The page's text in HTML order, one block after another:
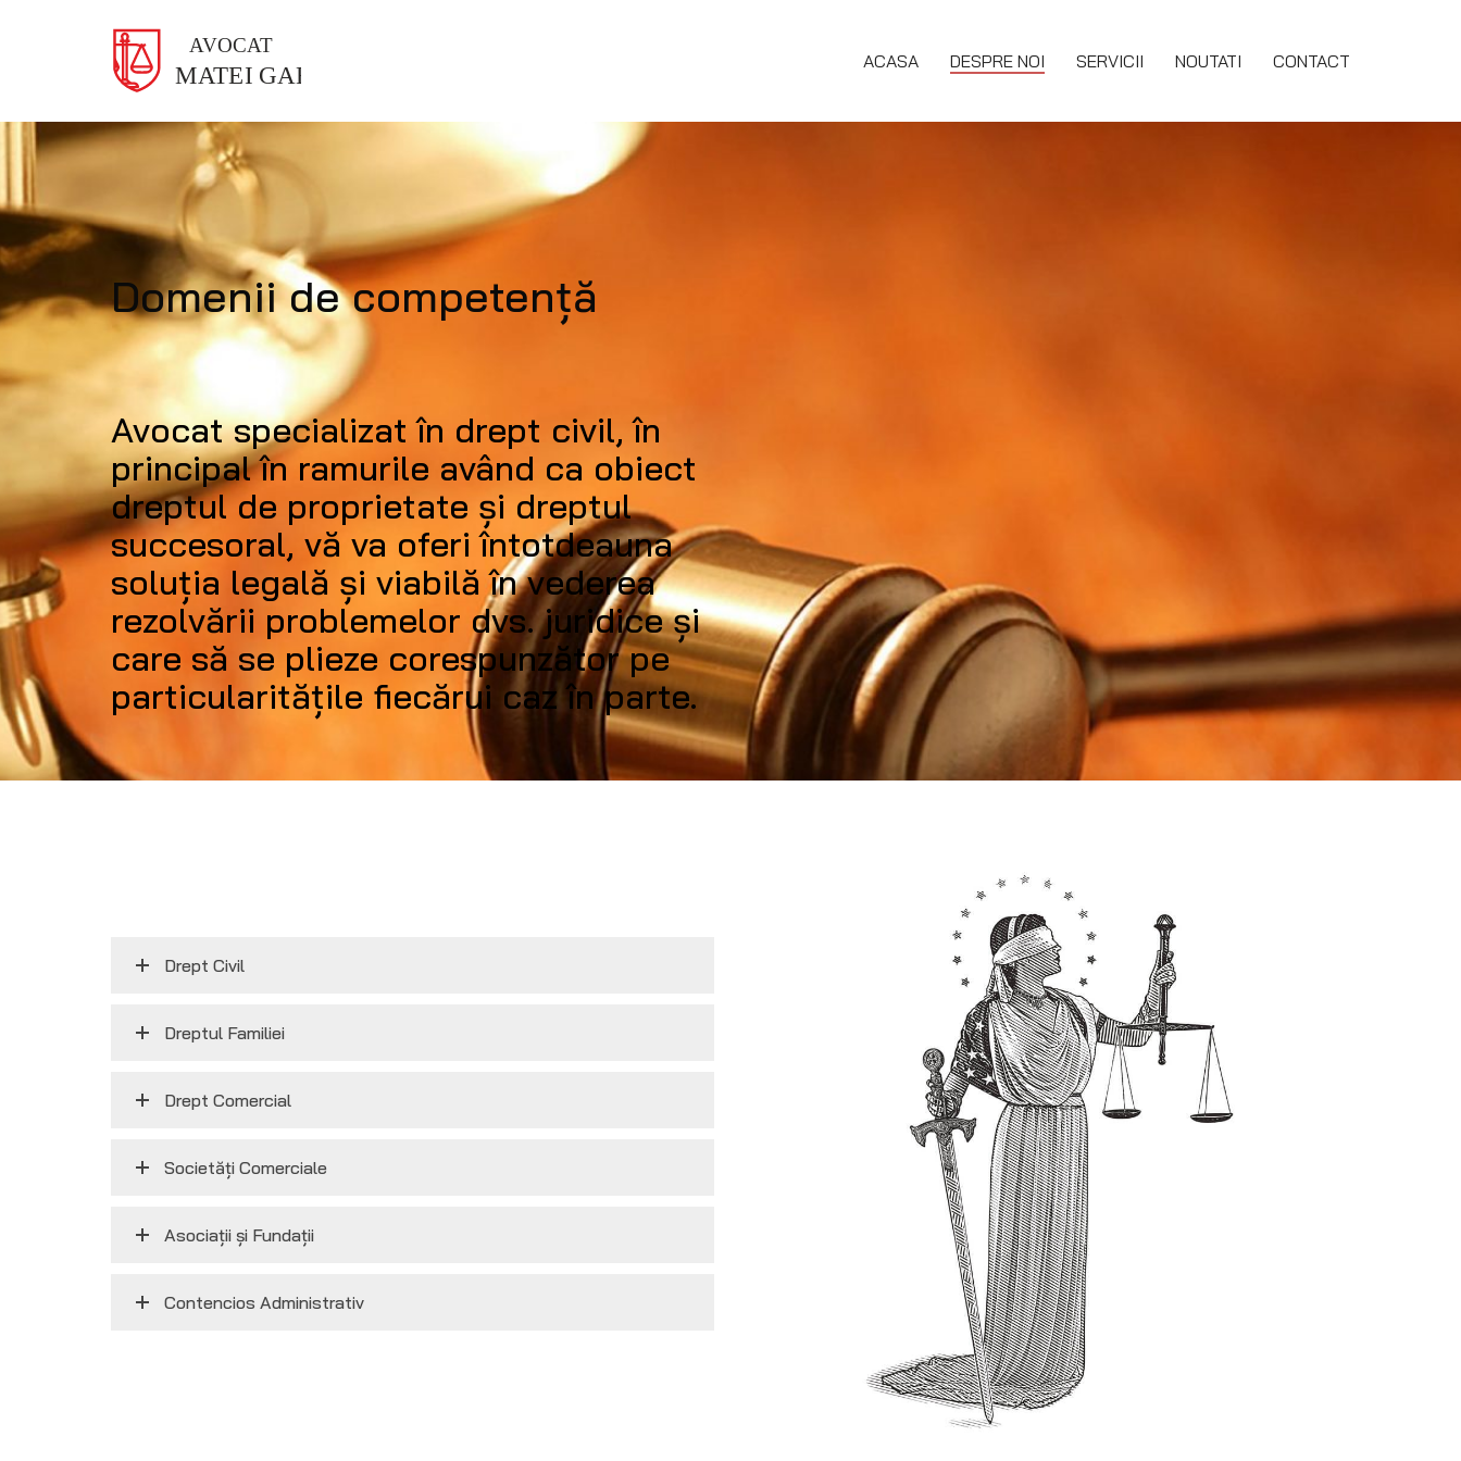
ACASA DESPRE NOI SERVICII NOUTATI CONTACT
Domenii de competenţă
Avocat specializat în drept civil, în
principal în ramurile având ca obiect
dreptul de proprietate și dreptul
succesoral, vă va oferi întotdeauna
soluția legală și viabilă în vederea
rezolvării problemelor dvs. juridice și
care să se plieze corespunzător pe
particularitățile fiecărui caz în parte.
Drept Civil
Dreptul Familiei
Drept Comercial
Societăţi Comerciale
Asociaţii şi Fundaţii
Contencios Administrativ